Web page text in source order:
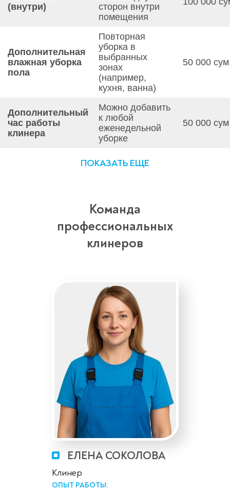
(внутри)
сторон внутри
помещения
Дополнительная
влажная уборка
пола
Повторная
уборка в
выбранных
зонах
(например,
кухня, ванна)
50 000 сум
Дополнительный
час работы
клинера
Можно добавить
к любой
еженедельной
уборке
50 000 сум
ПОКАЗАТЬ ЕЩЕ
Команда
профессиональных
клинеров
ЕЛЕНА СОКОЛОВА
Клинер
ОПЫТ РАБОТЫ: